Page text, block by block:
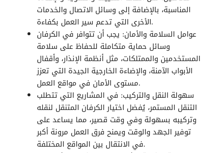
المناسبة، بالإضافة إلى وسائل الاتصال والخدمات
الأخرى التي تدعم سير العمل بكفاءة.
عوامل السلامة والأمان: يجب أن تتوافر في الكرفان
وسائل حماية متكاملة للحفاظ على سلامة
المستخدمين والممتلكات، مثل أنظمة الإنذار، وأقفال
الأبواب الآمنة، والإضاءة الخارجية الجيدة التي تعزز
مستوى الأمان في مواقع العمل.
سهولة النقل والتركيب: في المشاريع التي تتطلب
التنقل المستمر، يُفضل اختيارالكرفان المتنقل لنقله
وتركيبه بسهولة وفي وقت قصير، مما يساعد على
توفير الجهد والوقت ويمنح فرق العمل مرونة أكبر
في الانتقال بين المواقع المختلفة.